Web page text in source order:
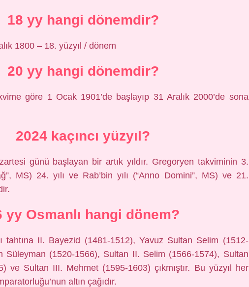
18 yy hangi dönemdir?
1800 – 18. yüzyıl / dönem
20 yy hangi dönemdir?
göre 1 Ocak 1901’de başlayıp 31 Aralık 2000’de sona
2024 kaçıncı yüzyıl?
günü başlayan bir artık yıldır. Gregoryen takviminin 3.
MS) 24. yılı ve Rab’bin yılı (“Anno Domini”, MS) ve 21.
yy Osmanlı hangi dönem?
tahtına II. Bayezid (1481-1512), Yavuz Sultan Selim (1512-
Süleyman (1520-1566), Sultan II. Selim (1566-1574), Sultan
ve Sultan III. Mehmet (1595-1603) çıkmıştır. Bu yüzyıl her
altın çağıdır.